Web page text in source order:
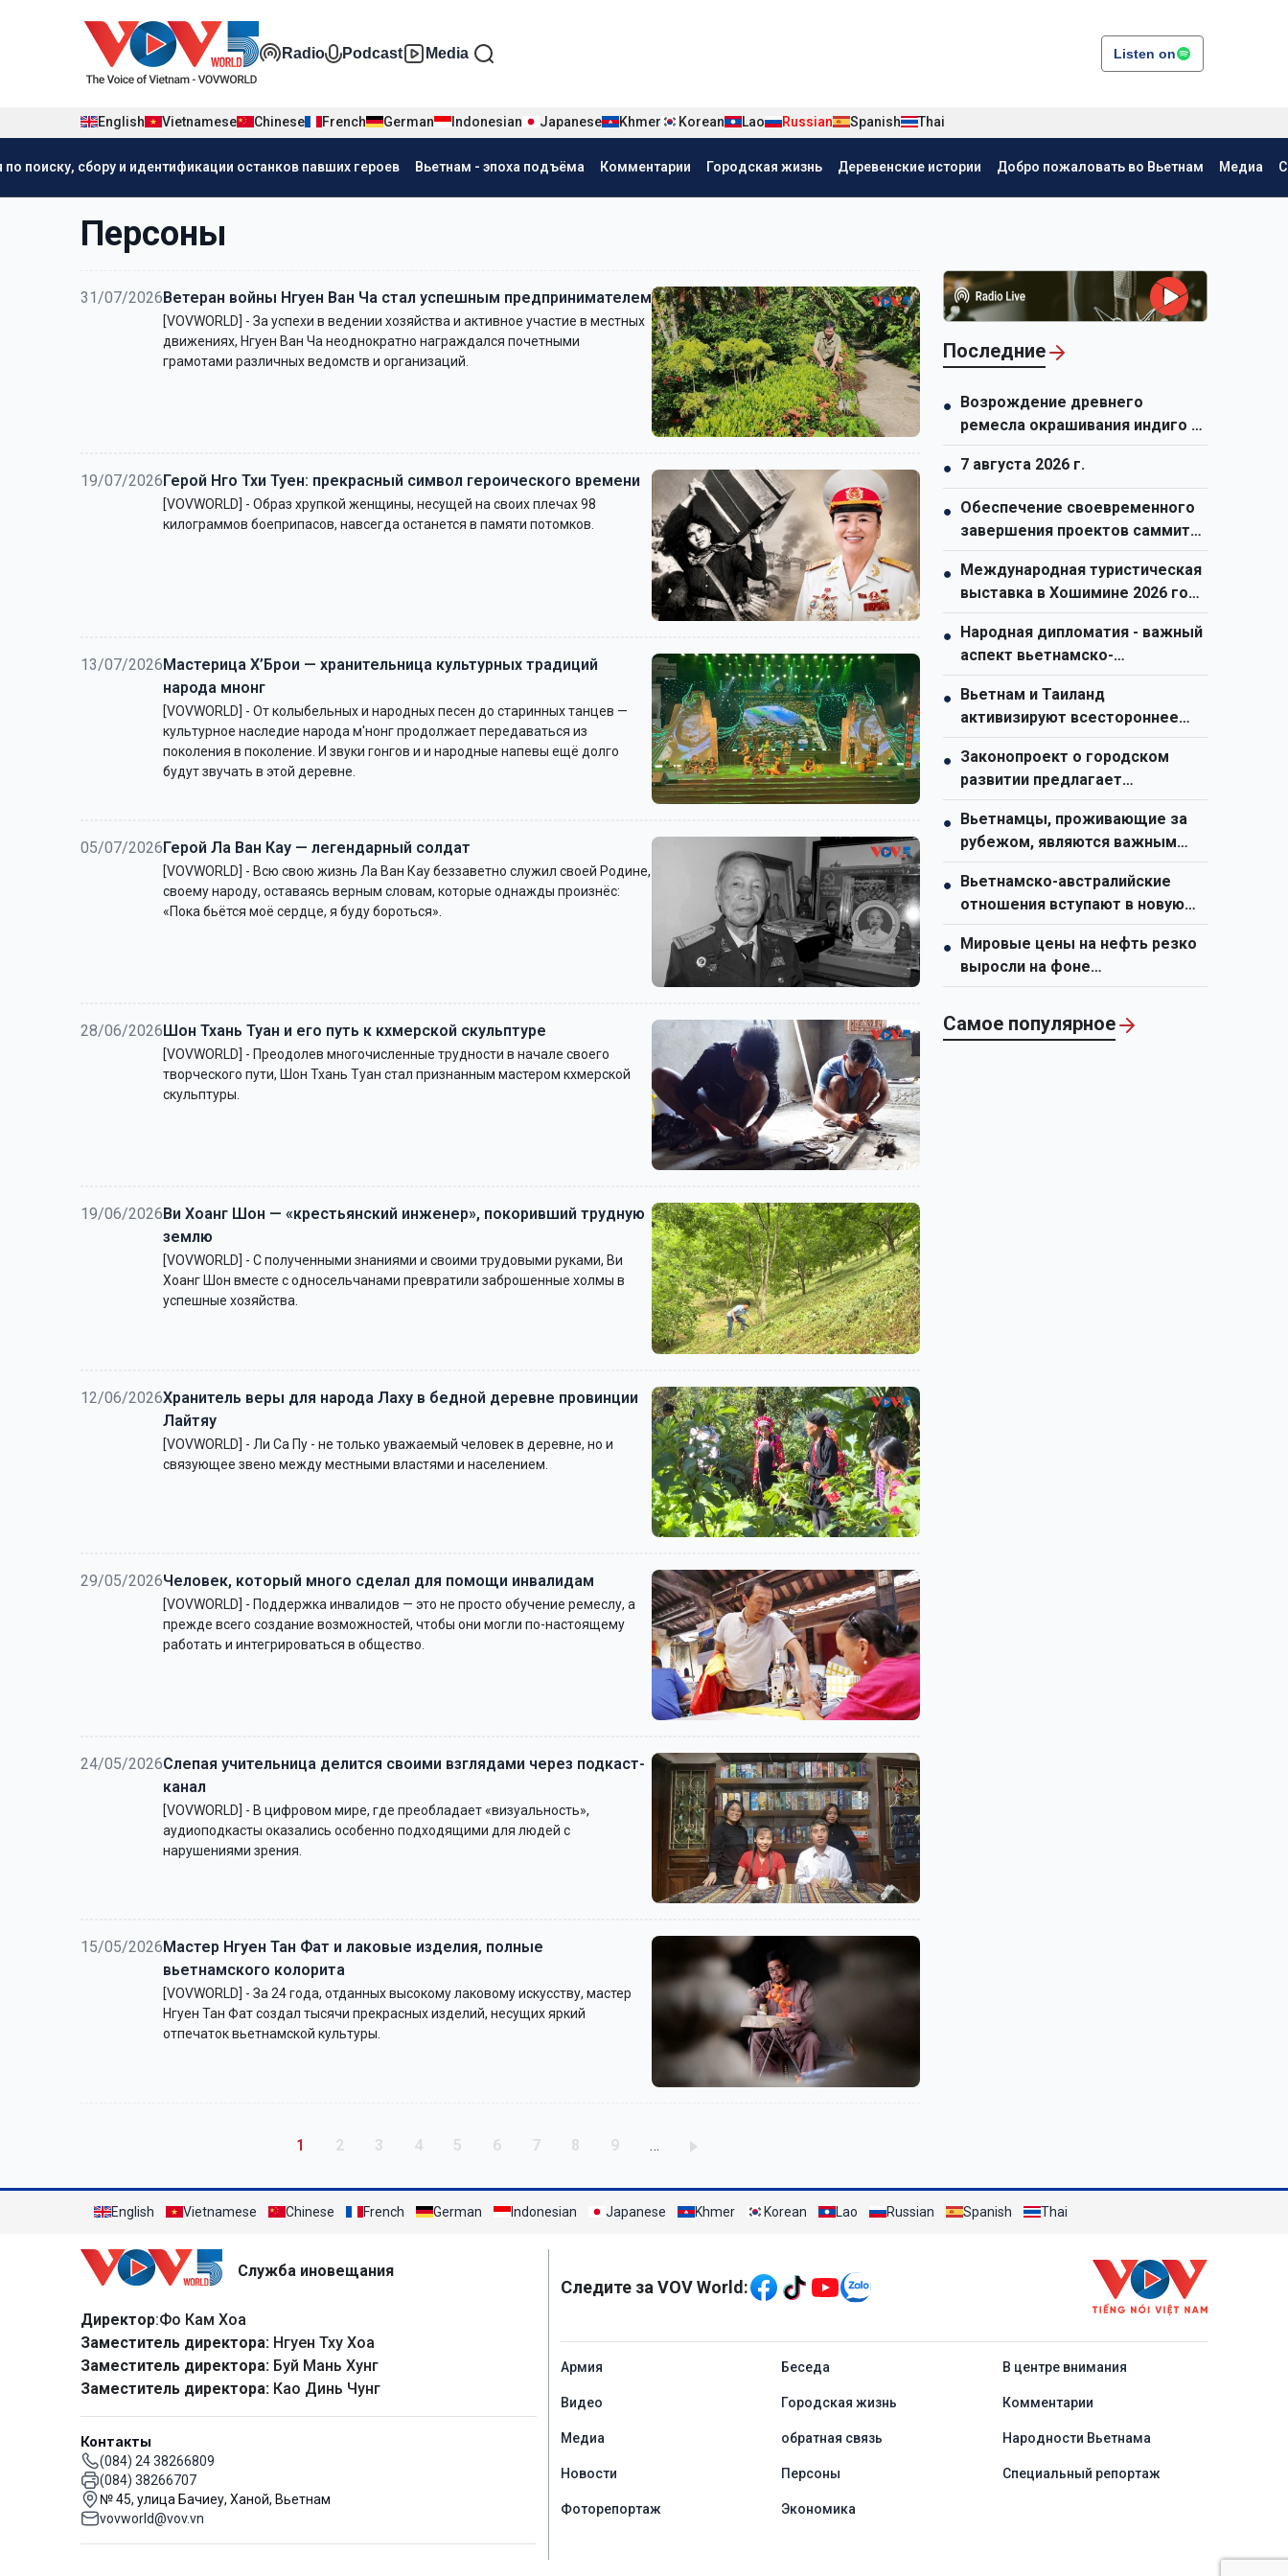
Đa phương tiện tiếng Nga
Radio Podcast Media Listen on
English Vietnamese Chinese French German Indonesian Japanese Khmer Korean Lao Russian Spanish Thai
Menu trang chủ tiếng Nga
поиску, сбору и идентификации останков павших героев Вьетнам - эпоха подъёма Комментарии Городская жизнь Деревенские истории Добро пожаловать во Вьетнам Медиа
menu phụ tiếng Nga
Персоны
31/07/2026Ветеран войны Нгуен Ван Ча стал успешным предпринимателем
[VOVWORLD] - За успехи в ведении хозяйства и активное участие в местных
движениях, Нгуен Ван Ча неоднократно награждался почетными
грамотами различных ведомств и организаций.
19/07/2026 Герой Нго Тхи Туен: прекрасный символ героического времени
[VOVWORLD] - Образ хрупкой женщины, несущей на своих плечах 98
килограммов боеприпасов, навсегда останется в памяти потомков.
13/07/2026Мастерица Х’Брои — хранительница культурных традиций
народа мнонг
[VOVWORLD] - От колыбельных и народных песен до старинных танцев —
культурное наследие народа м'нонг продолжает передаваться из
поколения в поколение. И звуки гонгов и и народные напевы ещё долго
будут звучать в этой деревне.
05/07/2026Герой Ла Ван Кау — легендарный солдат
[VOVWORLD] - Всю свою жизнь Ла Ван Кау беззаветно служил своей Родине,
своему народу, оставаясь верным словам, которые однажды произнёс:
«Пока бьётся моё сердце, я буду бороться».
28/06/2026Шон Тхань Туан и его путь к кхмерской скульптуре
[VOVWORLD] - Преодолев многочисленные трудности в начале своего
творческого пути, Шон Тхань Туан стал признанным мастером кхмерской
скульптуры.
19/06/2026 Ви Хоанг Шон — «крестьянский инженер», покоривший трудную
землю
[VOVWORLD] - С полученными знаниями и своими трудовыми руками, Ви
Хоанг Шон вместе с односельчанами превратили заброшенные холмы в
успешные хозяйства.
12/06/2026Хранитель веры для народа Лаху в бедной деревне провинции
Лайтяу
[VOVWORLD] - Ли Са Пу - не только уважаемый человек в деревне, но и
связующее звено между местными властями и населением.
29/05/2026Человек, который много сделал для помощи инвалидам
[VOVWORLD] - Поддержка инвалидов — это не просто обучение ремеслу, а
прежде всего создание возможностей, чтобы они могли по-настоящему
работать и интегрироваться в общество.
24/05/2026Слепая учительница делится своими взглядами через подкаст-
канал
[VOVWORLD] - В цифровом мире, где преобладает «визуальность»,
аудиоподкасты оказались особенно подходящими для людей с
нарушениями зрения.
15/05/2026 Мастер Нгуен Тан Фат и лаковые изделия, полные
вьетнамского колорита
[VOVWORLD] - За 24 года, отданных высокому лаковому искусству, мастер
Нгуен Тан Фат создал тысячи прекрасных изделий, несущих яркий
отпечаток вьетнамской культуры.
Trang hiện thời
1 Trang
2 Trang
3 Trang
4 Trang
5 Trang
6 Trang
7 Trang
8 Trang
9 …
Последние
● Возрождение древнего
ремесла окрашивания индиго у
народа монг в общине Тасуа
(провинция Шонла)
● 7 августа 2026 г.
● Обеспечение своевременного
завершения проектов саммита
АТЭС-2027
● Международная туристическая
выставка в Хошимине 2026 года
станет самой масштабной за
всю историю
● Народная дипломатия - важный
аспект вьетнамско-
австралийских отношений
● Вьетнам и Таиланд
активизируют всестороннее
сотрудничество
● Законопроект о городском
развитии предлагает
специальный механизм для
города Хошимин
● Вьетнамцы, проживающие за
рубежом, являются важным
стратегическим ресурсом,
способствующим укреплению
национальной мощи
● Вьетнамско-австралийские
отношения вступают в новую
фазу развития
● Мировые цены на нефть резко
выросли на фоне
напряженности на Ближнем
Самое популярное
English Vietnamese Chinese French German Indonesian Japanese Khmer Korean Lao Russian Spanish Thai
Служба иновещания
Директор:Фо Кам Хоа
Заместитель директора: Нгуен Тху Хоа
Заместитель директора: Буй Мань Хунг
Заместитель директора: Као Динь Чунг
Контакты
(084) 24 38266809
(084) 38266707
№ 45, улица Бачиеу, Ханой, Вьетнам
vovworld@vov.vn
Следите за VOV World:
menu footer tiếng Nga
Aрмия Беседа В центре внимания
Видео Городская жизнь Комментарии
Медиа обратная связь Народности Вьетнама
Новости Персоны Специальный репортаж
Фоторепортаж Экономика